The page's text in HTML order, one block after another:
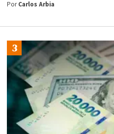
PorCarlos Arbia